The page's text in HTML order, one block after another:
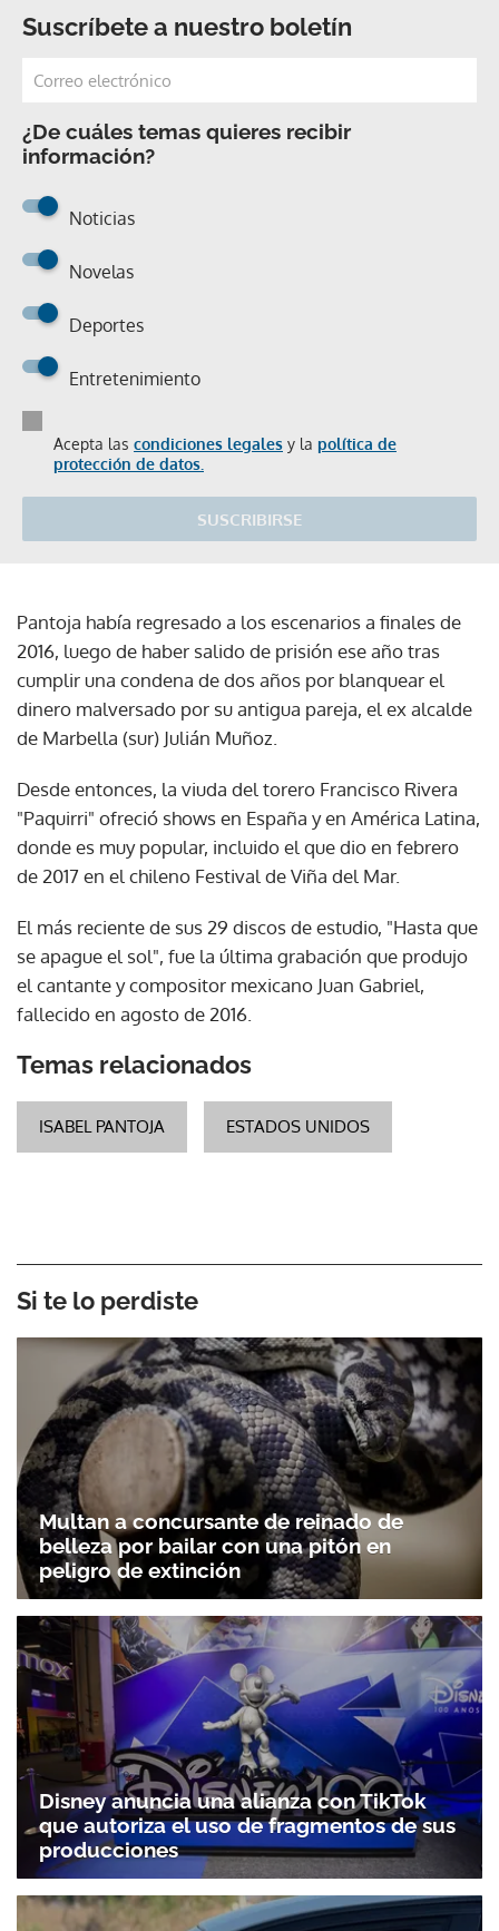
Suscríbete a nuestro boletín
¿De cuáles temas quieres recibir
información?
Noticias
Novelas
Deportes
Entretenimiento
Acepta las condiciones legales y la política de
protección de datos.
SUSCRIBIRSE
Pantoja había regresado a los escenarios a finales de
2016, luego de haber salido de prisión ese año tras
cumplir una condena de dos años por blanquear el
dinero malversado por su antigua pareja, el ex alcalde
de Marbella (sur) Julián Muñoz.
Desde entonces, la viuda del torero Francisco Rivera
"Paquirri" ofreció shows en España y en América Latina,
donde es muy popular, incluido el que dio en febrero
de 2017 en el chileno Festival de Viña del Mar.
El más reciente de sus 29 discos de estudio, "Hasta que
se apague el sol", fue la última grabación que produjo
el cantante y compositor mexicano Juan Gabriel,
fallecido en agosto de 2016.
Temas relacionados
ISABEL PANTOJA ESTADOS UNIDOS
Si te lo perdiste
Multan a concursante de reinado de
belleza por bailar con una pitón en
peligro de extinción
Disney anuncia una alianza con TikTok
que autoriza el uso de fragmentos de sus
producciones